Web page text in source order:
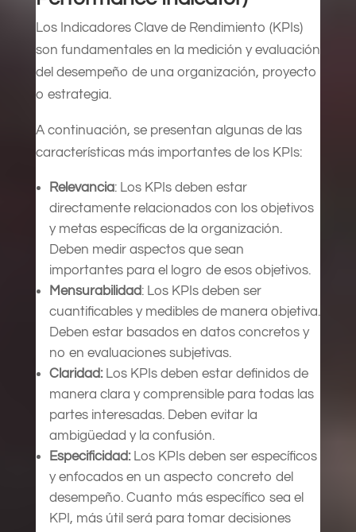
Los Indicadores Clave de Rendimiento (KPIs)
son fundamentales en la medición y evaluación
del desempeño de una organización, proyecto
o estrategia.
A continuación, se presentan algunas de las
características más importantes de los KPIs:
Relevancia: Los KPIs deben estar
directamente relacionados con los objetivos
y metas específicas de la organización.
Deben medir aspectos que sean
importantes para el logro de esos objetivos.
Mensurabilidad: Los KPIs deben ser
cuantificables y medibles de manera objetiva.
Deben estar basados en datos concretos y
no en evaluaciones subjetivas.
Claridad:Los KPIs deben estar definidos de
manera clara y comprensible para todas las
partes interesadas. Deben evitar la
ambigüedad y la confusión.
Especificidad:Los KPIs deben ser específicos
y enfocados en un aspecto concreto del
desempeño. Cuanto más específico sea el
KPI, más útil será para tomar decisiones